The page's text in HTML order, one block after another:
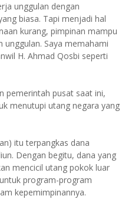
unggulan dengan
biasa. Tapi menjadi hal
kurang, pimpinan mampu
Saya memahami
H. Ahmad Qosbi seperti
pemerintah pusat saat ini,
menutupi utang negara yang
itu terpangkas dana
Dengan begitu, dana yang
mencicil utang pokok luar
program-program
kepemimpinannya.